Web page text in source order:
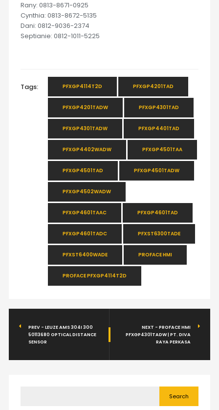
Rany: 0813-8671-0925
Cynthia: 0813-8672-5135
Dani: 0812-9036-2374
Septianie: 0812-1011-5225
Tags: PFXGP4114T2D PFXGP4201TAD
PFXGP4201TADW PFXGP4301TAD
PFXGP4301TADW PFXGP4401TAD
PFXGP4402WADW PFXGP4501TAA
PFXGP4501TAD PFXGP4501TADW
PFXGP4502WADW
PFXGP4601TAAC PFXGP4601TAD
PFXGP4601TADC PFXST6300TADE
PFXST6400WADE PROFACE HMI
PROFACE PFXGP4114T2D
PREV - LEUZE AMS 304I 300
50113680 OPTICAL DISTANCE
SENSOR
NEXT - PROFACE HMI
PFXGP4301TADW | PT. DIVA
RAYA PERKASA
Search